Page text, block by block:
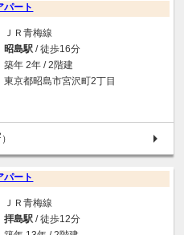
パート
ＪＲ青梅線
昭島駅 / 徒歩16分
築年 2年 / 2階建
東京都昭島市宮沢町2丁目
）
パート
ＪＲ青梅線
拝島駅 / 徒歩12分